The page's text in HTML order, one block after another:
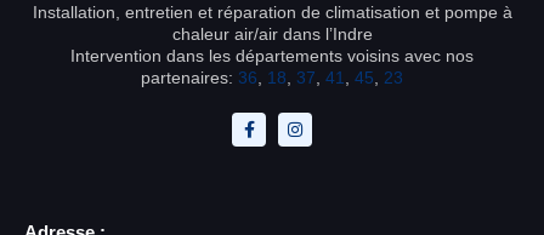
Installation, entretien et réparation de climatisation et pompe à
chaleur air/air dans l’Indre
Intervention dans les départements voisins avec nos
partenaires: 36 18 37 41 45 23